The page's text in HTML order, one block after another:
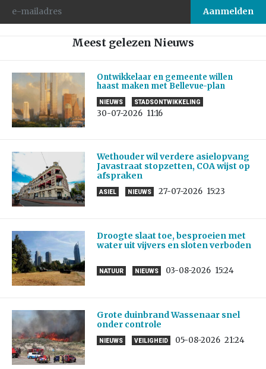
Meest gelezen Nieuws
Ontwikkelaar en gemeente willen
haast maken met Bellevue-plan
NIEUWS STADSONTWIKKELING
30-07-2026 11:16
Wethouder wil verdere asielopvang
Javastraat stopzetten, COA wijst op
afspraken
ASIEL NIEUWS 27-07-2026 15:23
Droogte slaat toe, besproeien met
water uit vijvers en sloten verboden
NATUUR NIEUWS 03-08-2026 15:24
Grote duinbrand Wassenaar snel
onder controle
NIEUWS VEILIGHEID 05-08-2026 21:24